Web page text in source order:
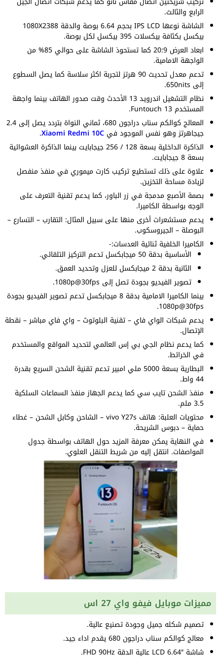
الرابع والثالث.
الشاشة نوعها IPS LCD بحجم 6.64 بوصة والدقة 1080X2388
بيكسل بكثافة بيكسلات 395 بيكسل لكل بوصة.
ابعاد العرض 20:9 كما تستحوذ الشاشة على حوالي 85% من
الواجهة الامامية.
تدعم معدل تحديث 90 هرتز لتجربة اكثر سلاسة كما يصل السطوع
إلى 650nits.
نظام التشغيل اندرويد 13 الأحدث وقت صدور الهاتف بينما واجهة
المستخدم Funtouch 13.
المعالج كوالكم سناب دراجون 680، ثماني النواة بتردد يصل إلى 2.4
جيجاهرتز وهو نفس الموجود في Xiaomi Redmi 10C
.
الذاكرة الداخلية بسعة 128 / 256 جيجابايت بينما الذاكرة العشوائية
بسعة 8 جيجابايت.
علاوة على ذلك تستطيع تركيب كارت ميموري في منفذ منفصل
لزيادة مساحة التخزين.
بصمة الأصبع مدمجة في زر الباور، كما يدعم تقنية التعرف على
الوجه بواسطة الكاميرا.
يدعم مستشعرات أخرى منها على سبيل المثال: التقارب – التسارع –
البوصلة – الجيروسكوب.
الكاميرا الخلفية ثنائية العدسات:-
الأساسية بدقة 50 ميجابكسل تدعم التركيز التلقائي.
الثانية بدقة 2 ميجابكسل للعزل وتحديد العمق.
تصوير الفيديو بجودة تصل إلى 1080p@30fps.
بينما الكاميرا الامامية بدقة 8 ميجابكسل تدعم تصوير الفيديو بجودة
1080p@30fps.
يدعم شبكات الواي فاي – تقنية البلوتوث – واي فاي مباشر – نقطة
الإتصال.
كما يدعم نظام الجي بي إس العالمي لتحديد المواقع والمستخدم
في الخرائط.
البطارية بسعة 5000 ملي امبير تدعم تقنية الشحن السريع بقدرة
44 واط.
منفذ الشحن تايب سي كما يدعم الجهاز منفذ السماعات السلكية
3.5 ملم.
محتويات العلبة: هاتف vivo Y27s – الشاحن وكابل الشحن – غطاء
حماية – دبوس الشريحة.
في النهاية يمكن معرفة المزيد حول الهاتف بواسطة جدول
المواصفات. انتقل إليه من شريط التنقل العلوي.
مميزات موبايل فيفو واي 27 اس
تصميم شكله جميل وجودة تصنيع عالية.
معالج كوالكم سناب دراجون 680 يقدم اداء جيد.
شاشة LCD 6.64″ عالية الدقة FHD 90Hz.